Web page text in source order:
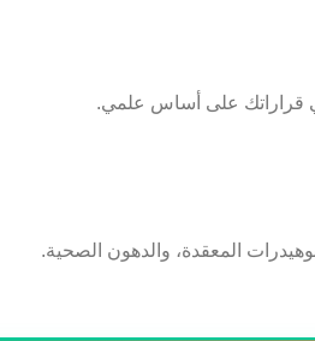
قراراتك على أساس علمي.
المعقدة، والدهون الصحية.